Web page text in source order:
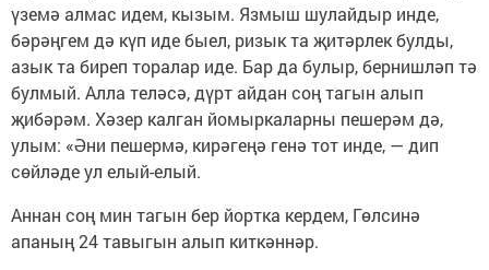
үземә алмас идем, кызым. Язмыш шулайдыр инде,
бәрәңгем дә күп иде быел, ризык та җитәрлек булды,
азык та биреп торалар иде. Бар да булыр, бернишләп тә
булмый. Алла теләсә, дүрт айдан соң тагын алып
җибәрәм. Хәзер калган йомыркаларны пешерәм дә,
улым: «Әни пешермә, кирәгеңә генә тот инде, — дип
сөйләде ул елый-елый.
Аннан соң мин тагын бер йортка кердем, Гөлсинә
апаның 24 тавыгын алып киткәннәр.